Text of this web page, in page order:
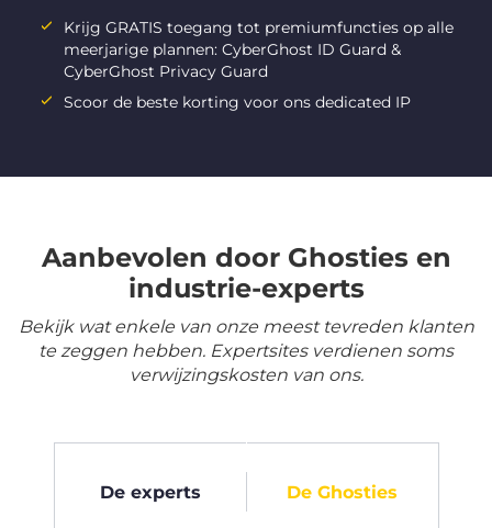
Krijg GRATIS toegang tot premiumfuncties op alle
meerjarige plannen: CyberGhost ID Guard &
CyberGhost Privacy Guard
Scoor de beste korting voor ons dedicated IP
Aanbevolen door Ghosties en
industrie-experts
Bekijk wat enkele van onze meest tevreden klanten
te zeggen hebben. Expertsites verdienen soms
verwijzingskosten van ons.
De experts De Ghosties